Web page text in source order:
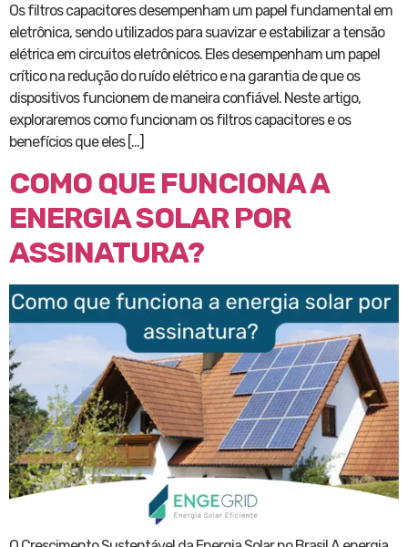
Os filtros capacitores desempenham um papel fundamental em
eletrônica, sendo utilizados para suavizar e estabilizar a tensão
elétrica em circuitos eletrônicos. Eles desempenham um papel
crítico na redução do ruído elétrico e na garantia de que os
dispositivos funcionem de maneira confiável. Neste artigo,
exploraremos como funcionam os filtros capacitores e os
benefícios que eles […]
COMO QUE FUNCIONA A
ENERGIA SOLAR POR
ASSINATURA?